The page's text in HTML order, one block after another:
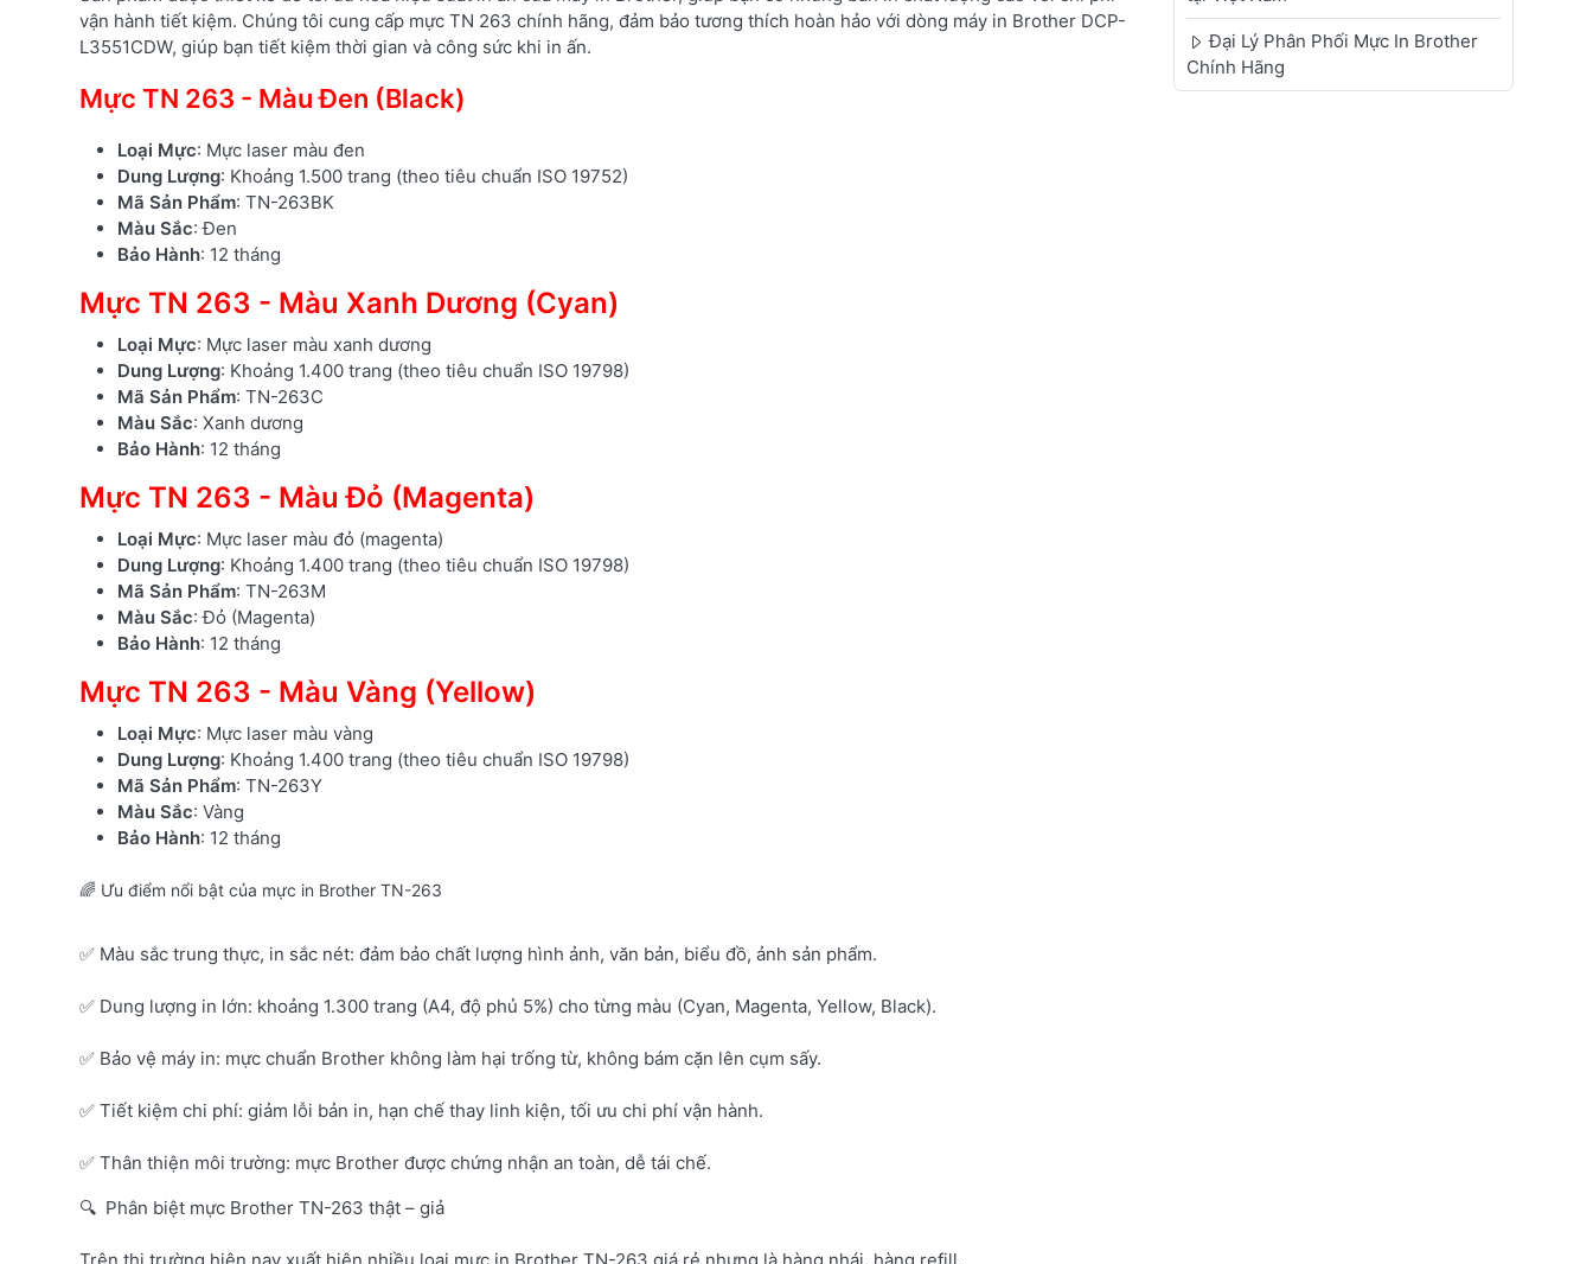
vận hành tiết kiệm. Chúng tôi cung cấp mực TN 263 chính hãng, đảm bảo tương thích hoàn hảo với dòng máy in Brother DCP-
L3551CDW, giúp bạn tiết kiệm thời gian và công sức khi in ấn.
Mực TN 263 - Màu Đen (Black)
Loại Mực: Mực laser màu đen
Dung Lượng: Khoảng 1.500 trang (theo tiêu chuẩn ISO 19752)
Mã Sản Phẩm: TN-263BK
Màu Sắc: Đen
Bảo Hành: 12 tháng
Mực TN 263 - Màu Xanh Dương (Cyan)
Loại Mực: Mực laser màu xanh dương
Dung Lượng: Khoảng 1.400 trang (theo tiêu chuẩn ISO 19798)
Mã Sản Phẩm: TN-263C
Màu Sắc: Xanh dương
Bảo Hành: 12 tháng
Mực TN 263 - Màu Đỏ (Magenta)
Loại Mực: Mực laser màu đỏ (magenta)
Dung Lượng: Khoảng 1.400 trang (theo tiêu chuẩn ISO 19798)
Mã Sản Phẩm: TN-263M
Màu Sắc: Đỏ (Magenta)
Bảo Hành: 12 tháng
Mực TN 263 - Màu Vàng (Yellow)
Loại Mực: Mực laser màu vàng
Dung Lượng: Khoảng 1.400 trang (theo tiêu chuẩn ISO 19798)
Mã Sản Phẩm: TN-263Y
Màu Sắc: Vàng
Bảo Hành: 12 tháng
🌈 Ưu điểm nổi bật của mực in Brother TN-263
✅ Màu sắc trung thực, in sắc nét: đảm bảo chất lượng hình ảnh, văn bản, biểu đồ, ảnh sản phẩm.
✅ Dung lượng in lớn: khoảng 1.300 trang (A4, độ phủ 5%) cho từng màu (Cyan, Magenta, Yellow, Black).
✅ Bảo vệ máy in: mực chuẩn Brother không làm hại trống từ, không bám cặn lên cụm sấy.
✅ Tiết kiệm chi phí: giảm lỗi bản in, hạn chế thay linh kiện, tối ưu chi phí vận hành.
✅ Thân thiện môi trường: mực Brother được chứng nhận an toàn, dễ tái chế.
🔍 Phân biệt mực Brother TN-263 thật – giả
Đại Lý Phân Phối Mực In Brother
Chính Hãng